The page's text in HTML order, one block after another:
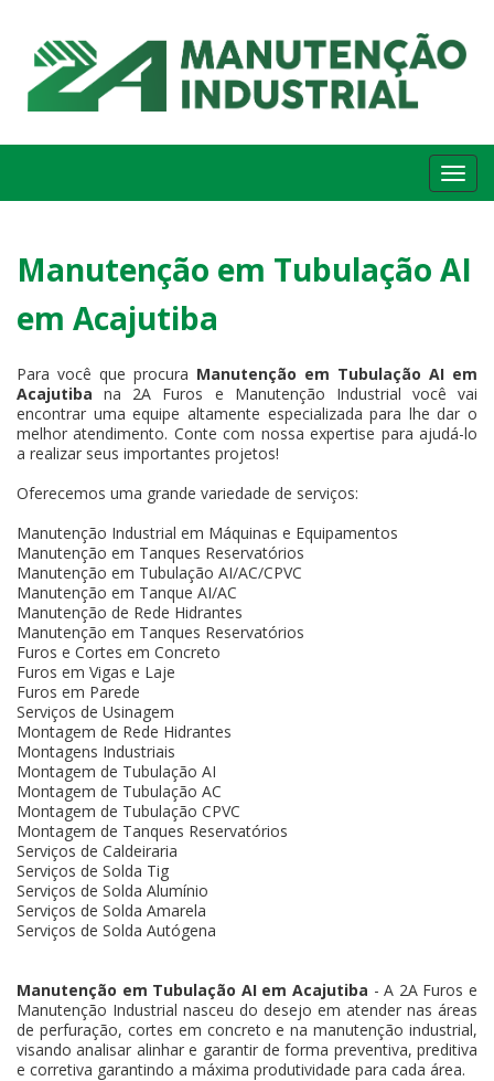
Manutenção em Tubulação AI
em Acajutiba
Para você que procura Manutenção em Tubulação AI em
Acajutibana 2A Furos e Manutenção Industrial você vai
encontrar uma equipe altamente especializada para lhe dar o
melhor atendimento. Conte com nossa expertise para ajudá-lo
a realizar seus importantes projetos!
Oferecemos uma grande variedade de serviços:
Manutenção Industrial em Máquinas e Equipamentos
Manutenção em Tanques Reservatórios
Manutenção em Tubulação AI/AC/CPVC
Manutenção em Tanque AI/AC
Manutenção de Rede Hidrantes
Manutenção em Tanques Reservatórios
Furos e Cortes em Concreto
Furos em Vigas e Laje
Furos em Parede
Serviços de Usinagem
Montagem de Rede Hidrantes
Montagens Industriais
Montagem de Tubulação AI
Montagem de Tubulação AC
Montagem de Tubulação CPVC
Montagem de Tanques Reservatórios
Serviços de Caldeiraria
Serviços de Solda Tig
Serviços de Solda Alumínio
Serviços de Solda Amarela
Serviços de Solda Autógena
Manutenção em Tubulação AI em Acajutiba - A 2A Furos e
Manutenção Industrial nasceu do desejo em atender nas áreas
de perfuração, cortes em concreto e na manutenção industrial,
visando analisar alinhar e garantir de forma preventiva, preditiva
e corretiva garantindo a máxima produtividade para cada área.